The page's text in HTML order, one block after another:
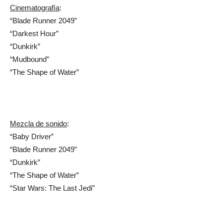
Cinematografía:
“Blade Runner 2049”
“Darkest Hour”
“Dunkirk”
“Mudbound”
“The Shape of Water”
Mezcla de sonido:
“Baby Driver”
“Blade Runner 2049”
“Dunkirk”
“The Shape of Water”
“Star Wars: The Last Jedi”